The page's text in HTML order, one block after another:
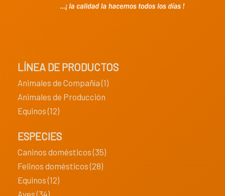
LÍNEA DE PRODUCTOS
Animales de Compañía (1)
Animales de Producción
Equinos (12)
ESPECIES
Caninos domésticos (35)
Felinos domésticos (28)
Equinos (12)
Aves (34)